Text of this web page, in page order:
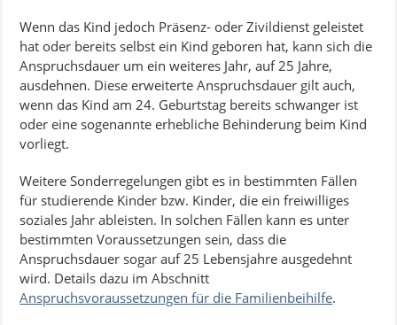
Wenn das Kind jedoch Präsenz- oder Zivildienst geleistet
hat oder bereits selbst ein Kind geboren hat, kann sich die
Anspruchsdauer um ein weiteres Jahr, auf 25 Jahre,
ausdehnen. Diese erweiterte Anspruchsdauer gilt auch,
wenn das Kind am 24. Geburtstag bereits schwanger ist
oder eine sogenannte erhebliche Behinderung beim Kind
vorliegt.
Weitere Sonderregelungen gibt es in bestimmten Fällen
für studierende Kinder bzw. Kinder, die ein freiwilliges
soziales Jahr ableisten. In solchen Fällen kann es unter
bestimmten Voraussetzungen sein, dass die
Anspruchsdauer sogar auf 25 Lebensjahre ausgedehnt
wird. Details dazu im Abschnitt
Anspruchsvoraussetzungen für die Familienbeihilfe.